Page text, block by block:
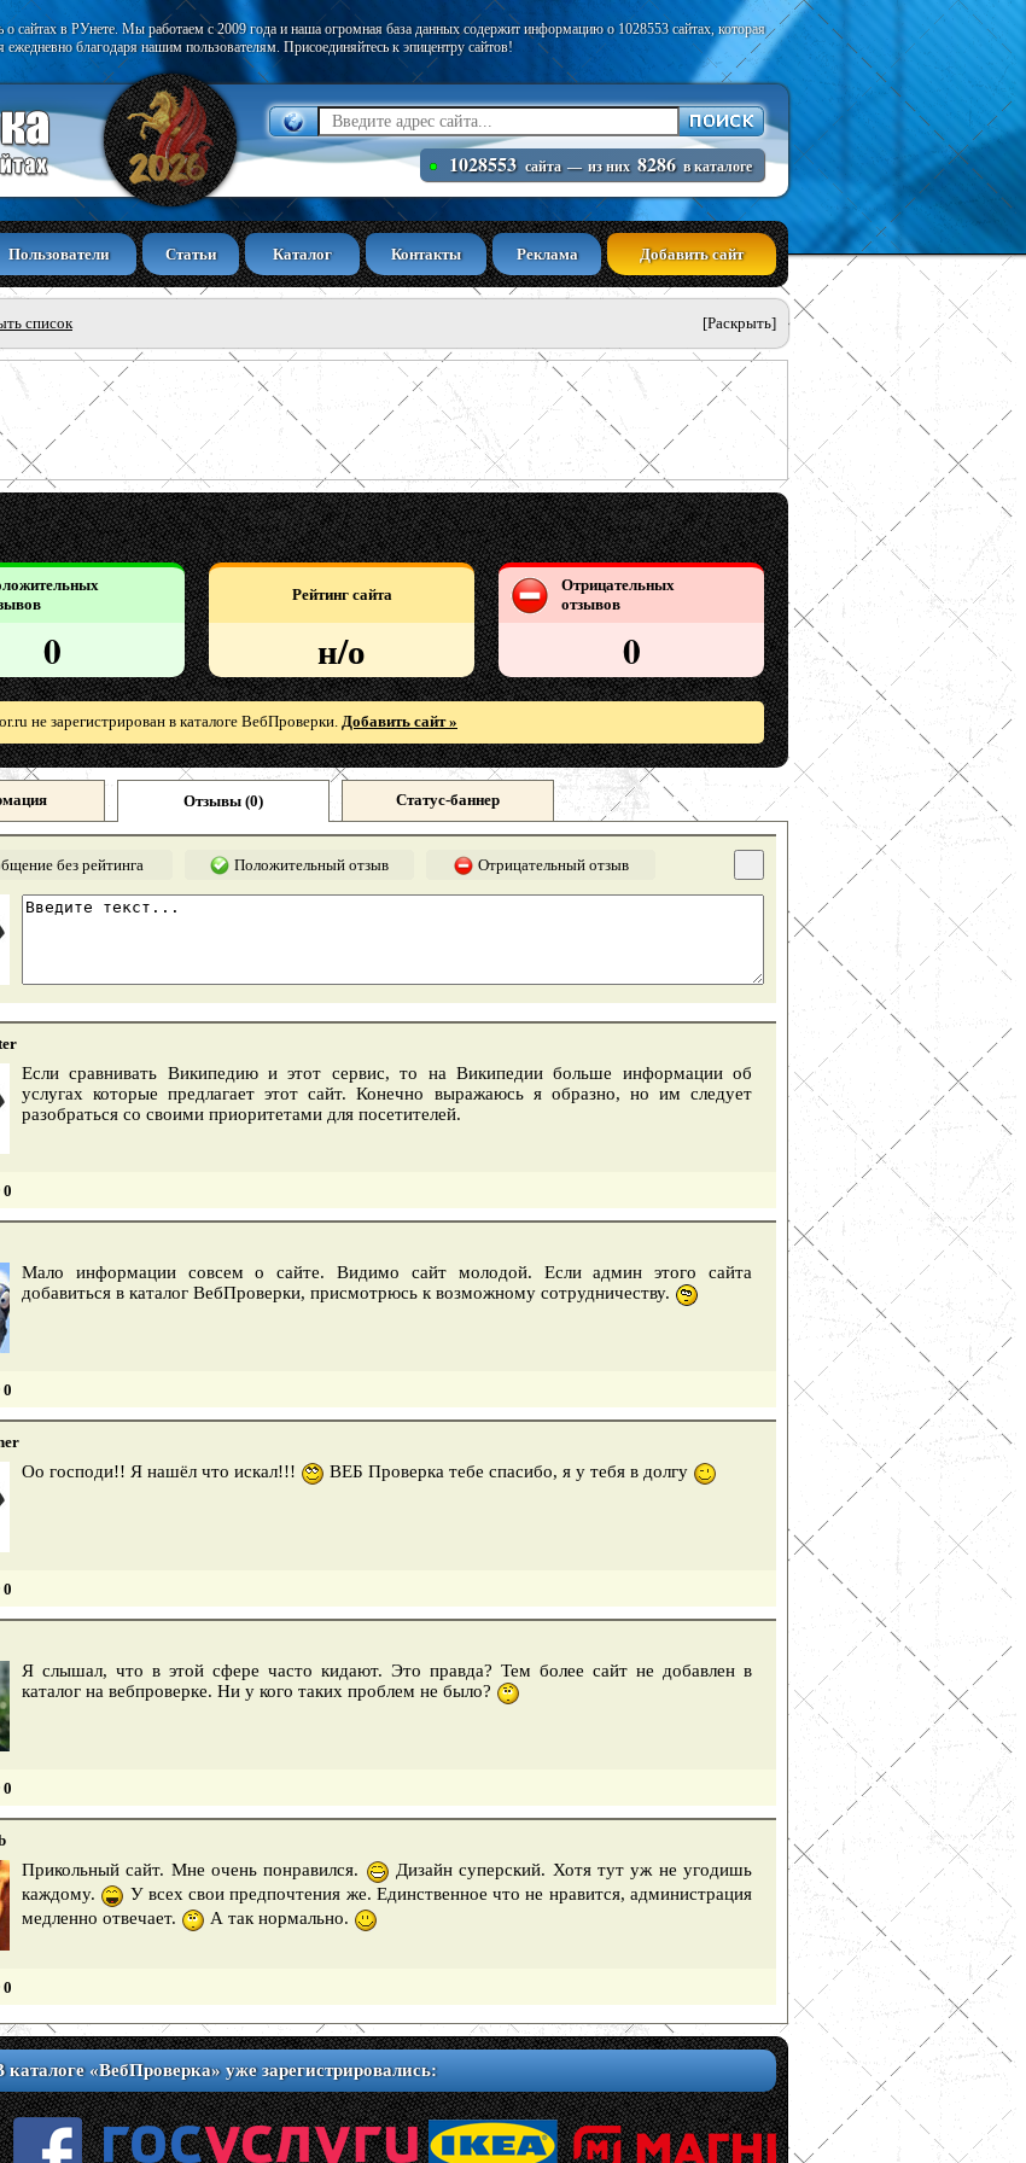
о сайтах в РУнете. Мы работаем с 2009 года и наша огромная база данных содержит информацию о 1028553 сайтах, которая
ежедневно благодаря нашим пользователям. Присоединяйтесь к эпицентру сайтов!
1028553 сайта — из них 8286 в каталоге
Пользователи Статьи Каталог Контакты Реклама Добавить сайт
список [Раскрыть]
0
Рейтинг сайта
н/о
Отрицательных
отзывов
0
не зарегистрирован в каталоге ВебПроверки. Добавить сайт »
Отзывы (0) Статус-баннер
без рейтинга Положительный отзыв Отрицательный отзыв
Если сравнивать Википедию и этот сервис, то на Википедии больше информации об
услугах которые предлагает этот сайт. Конечно выражаюсь я образно, но им следует
разобраться со своими приоритетами для посетителей.
0
Мало информации совсем о сайте. Видимо сайт молодой. Если админ этого сайта
добавиться в каталог ВебПроверки, присмотрюсь к возможному сотрудничеству.
0
Оо господи!! Я нашёл что искал!!! ВЕБ Проверка тебе спасибо, я у тебя в долгу
0
Я слышал, что в этой сфере часто кидают. Это правда? Тем более сайт не добавлен в
каталог на вебпроверке. Ни у кого таких проблем не было?
0
Прикольный сайт. Мне очень понравился.
Дизайн суперский. Хотя тут уж не угодишь
каждому.
У всех свои предпочтения же. Единственное что не нравится, администрация
медленно отвечает.
А так нормально.
0
каталоге «ВебПроверка» уже зарегистрировались: